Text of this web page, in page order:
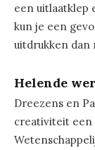
een uitlaatklep
kun je een
uitdrukken dan
Helende
Dreezens en
creativiteit een